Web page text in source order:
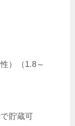
）（1.8～
貯蔵可